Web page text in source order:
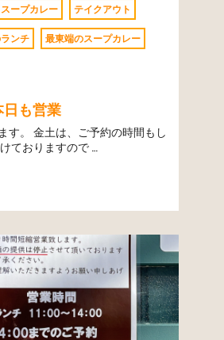
スープカレー テイクアウト
ンチ 最東端のスープカレー
日も営業
す。 金土は、ご予約の時間もし
ておりますので …